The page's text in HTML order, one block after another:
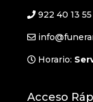
922 40 13 55
Horario:
Acceso